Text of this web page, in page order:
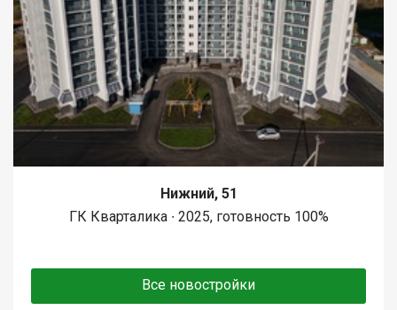
Нижний, 51
ГК Кварталика ∙ 2025, готовность 100%
Все новостройки